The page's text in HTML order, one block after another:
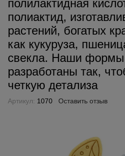
полилактидная
полиактид,
растений, богатых
как кукуруза,
свекла. Наши формы
разработаны так,
четкую детализа
Артикул: 1070 Оставить отзыв